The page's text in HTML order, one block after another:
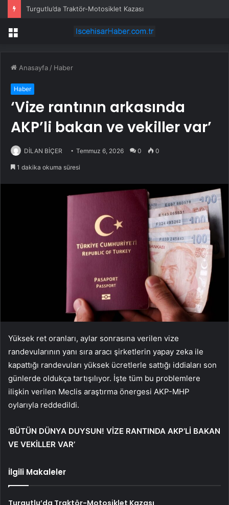
Turgutlu’da Traktör-Motosiklet Kazası
Menü
Anasayfa / Haber
Haber
‘Vize rantının arkasında
AKP’li bakan ve vekiller var’
DİLAN BİÇER Temmuz 6, 2026 0 0
1 dakika okuma süresi
Yüksek ret oranları, aylar sonrasına verilen vize
randevularının yanı sıra aracı şirketlerin yapay zeka ile
kapattığı randevuları yüksek ücretlerle sattığı iddiaları son
günlerde oldukça tartışılıyor. İşte tüm bu problemlere
ilişkin verilen Meclis araştırma önergesi AKP-MHP
oylarıyla reddedildi.
‘BÜTÜN DÜNYA DUYSUN! VİZE RANTINDA AKP’Lİ BAKAN
VE VEKİLLER VAR’
İlgili Makaleler